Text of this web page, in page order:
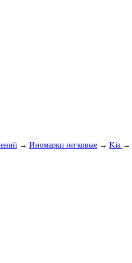
→ Иномарки легковые → Kia →